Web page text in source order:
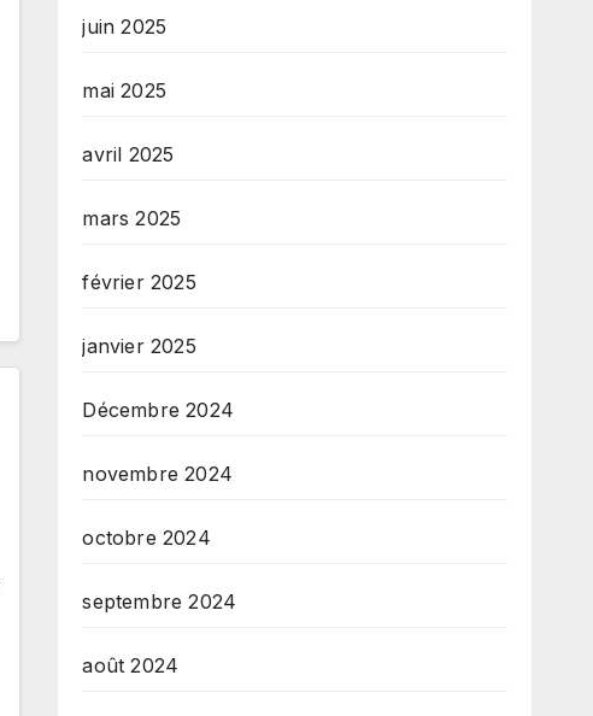
juin 2025
mai 2025
avril 2025
mars 2025
février 2025
janvier 2025
Décembre 2024
novembre 2024
octobre 2024
septembre 2024
août 2024